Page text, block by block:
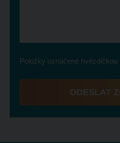
Položky označené hvězdičkou
ODESLAT